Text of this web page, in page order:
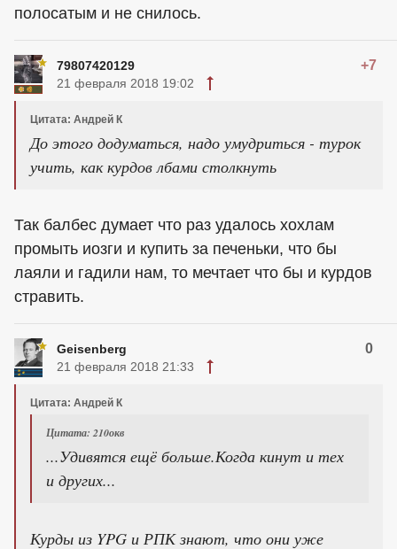
полосатым и не снилось.
79807420129 +7
21 февраля 2018 19:02
Цитата: Андрей К
До этого додуматься, надо умудриться - турок
учить, как курдов лбами столкнуть
Так балбес думает что раз удалось хохлам
промыть иозги и купить за печеньки, что бы
лаяли и гадили нам, то мечтает что бы и курдов
стравить.
Geisenberg 0
21 февраля 2018 21:33
Цитата: Андрей К
Цитата: 210окв
...Удивятся ещё больше.Когда кинут и тех
и других...
Курды из YPG и РПК знают, что они уже